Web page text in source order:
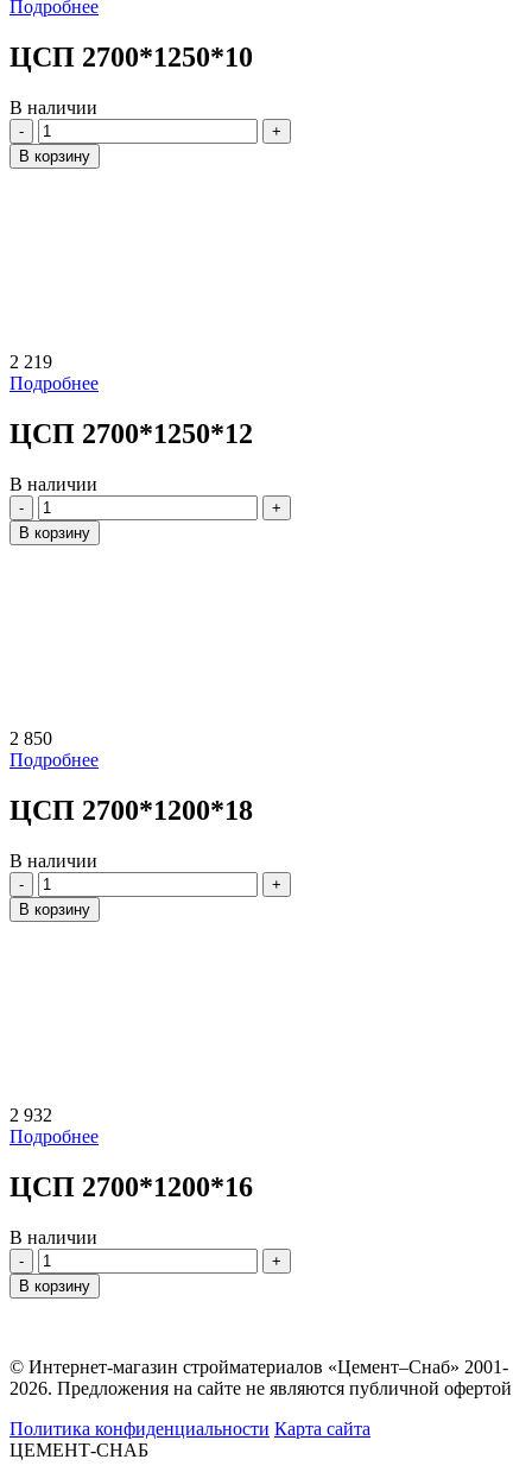
Подробнее
ЦСП 2700*1250*10
В наличии
Количество
В корзину
2 219
Подробнее
ЦСП 2700*1250*12
В наличии
Количество
В корзину
2 850
Подробнее
ЦСП 2700*1200*18
В наличии
Количество
В корзину
2 932
Подробнее
ЦСП 2700*1200*16
В наличии
Количество
В корзину
© Интернет-магазин стройматериалов «Цемент–Снаб» 2001-
2026. Предложения на сайте не являются публичной офертой
Политика конфиденциальности Карта сайта
ЦЕМЕНТ-СНАБ